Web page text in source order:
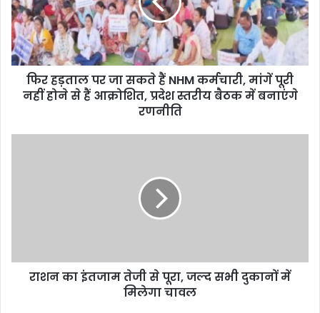
फिर हड़ताल पर जा सकते हैं NHM कर्मचारी, मांगें पूरी
नहीं होने से हैं आक्रोशित, प्रदेश स्तरीय बैठक में बनाएंगे
रणनीति
राशन का इंतजाम तेजी से पूरा, जल्द सभी दुकानों में
मिलेगा चावल